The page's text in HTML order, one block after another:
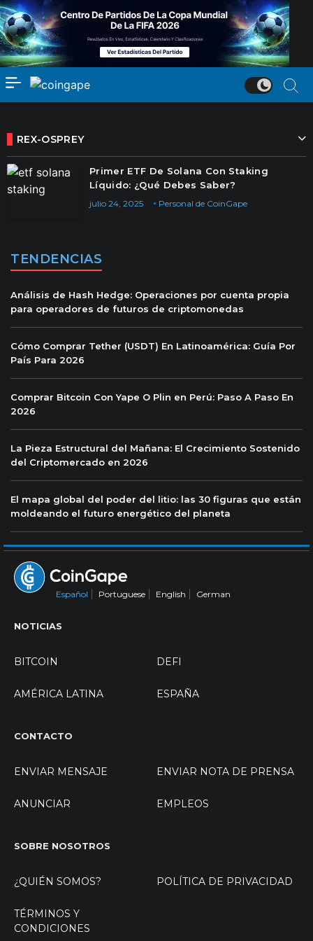
REX-OSPREY
Primer ETF De Solana Con Staking
Líquido: ¿Qué Debes Saber?
Personal de CoinGape
julio 24, 2025
TENDENCIAS
Análisis de Hash Hedge: Operaciones por cuenta propia
para operadores de futuros de criptomonedas
Cómo Comprar Tether (USDT) En Latinoamérica: Guía Por
País Para 2026
Comprar Bitcoin Con Yape O Plin en Perú: Paso A Paso En
2026
La Pieza Estructural del Mañana: El Crecimiento Sostenido
del Criptomercado en 2026
El mapa global del poder del litio: las 30 figuras que están
moldeando el futuro energético del planeta
Español Portuguese English German
NOTICIAS
BITCOIN DEFI
AMÉRICA LATINA ESPAÑA
CONTACTO
ENVIAR MENSAJE ENVIAR NOTA DE PRENSA
ANUNCIAR EMPLEOS
SOBRE NOSOTROS
¿QUIÉN SOMOS? POLÍTICA DE PRIVACIDAD
TÉRMINOS Y
CONDICIONES